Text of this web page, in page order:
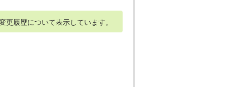
更履歴について表示しています。